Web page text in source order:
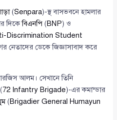
(Senpara)-স্থ বাসভবনে হামলার
দিকেবিএনপি (BNP) ও
Discrimination Student
নেতাদের ডেকে জিজ্ঞাসাবাদ করে
আলম। সেখানে তিনি
72 Infantry Brigade)-এর কমান্ডার
(Brigadier General Humayun